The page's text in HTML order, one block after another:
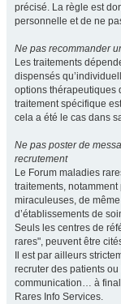
précisé. La règle est
personnelle et de ne
Ne pas recommander
Les traitements
dispensés
options thérapeutiques
traitement spécifique
cela a été le cas dans
Ne pas poster de
recrutement
Le Forum maladies
traitements,
miraculeuses, de
d’établissements de
Seuls les centres de
rares", peuvent être
Il est par ailleurs
recruter des patients
communication… à
Rares Info Services.